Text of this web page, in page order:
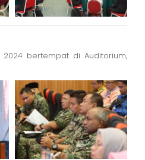
bertempat di Auditorium,